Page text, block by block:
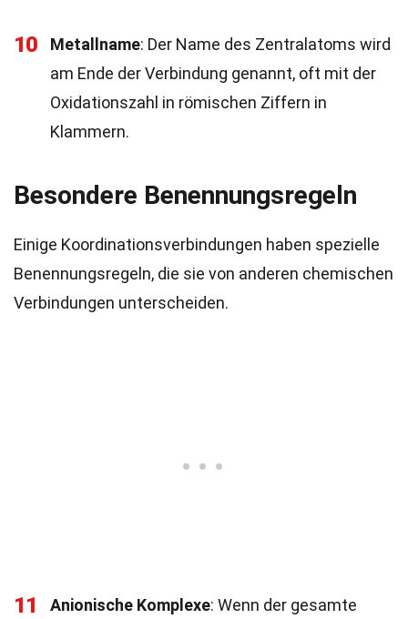
10 Metallname: Der Name des Zentralatoms wird
am Ende der Verbindung genannt, oft mit der
Oxidationszahl in römischen Ziffern in
Klammern.
Besondere Benennungsregeln
Einige Koordinationsverbindungen haben spezielle
Benennungsregeln, die sie von anderen chemischen
Verbindungen unterscheiden.
11 Anionische Komplexe: Wenn der gesamte